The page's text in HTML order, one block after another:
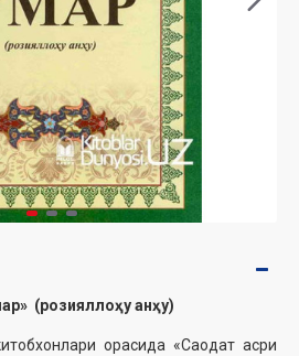
(розияллоҳу анҳу)
орасида «Саодат асри